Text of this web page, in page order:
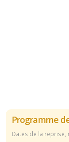
Programme
Dates de la reprise,